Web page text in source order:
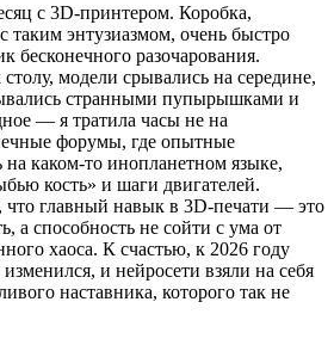
с 3D-принтером. Коробка,
таким энтузиазмом, очень быстро
бесконечного разочарования.
модели срывались на середине,
странными пупырышками и
— я тратила часы не на
форумы, где опытные
на каком-то инопланетном языке,
кость» и шаги двигателей.
что главный навык в 3D-печати — это
а способность не сойти с ума от
хаоса. К счастью, к 2026 году
и нейросети взяли на себя
наставника, которого так не